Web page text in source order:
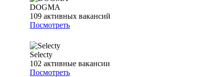
DOGMA
109 активных вакансий
Посмотреть
Selecty
102 активные вакансии
Посмотреть